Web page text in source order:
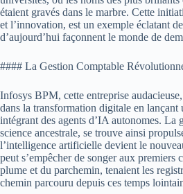
étaient gravés dans le marbre. Cette
et l’innovation, est un exemple éclatant
d’aujourd’hui façonnent le monde de
#### La Gestion Comptable
Infosys BPM, cette entreprise
dans la transformation digitale en
intégrant des agents d’IA autonomes. La
science ancestrale, se trouve ainsi
l’intelligence artificielle devient le
peut s’empêcher de songer aux premiers
plume et du parchemin, tenaient les
chemin parcouru depuis ces temps